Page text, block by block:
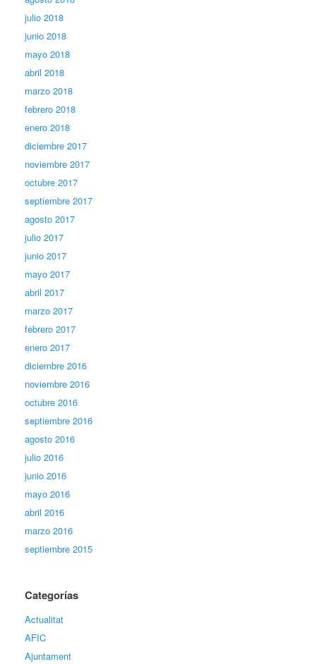
julio 2018
junio 2018
mayo 2018
abril 2018
marzo 2018
febrero 2018
enero 2018
diciembre 2017
noviembre 2017
octubre 2017
septiembre 2017
agosto 2017
julio 2017
junio 2017
mayo 2017
abril 2017
marzo 2017
febrero 2017
enero 2017
diciembre 2016
noviembre 2016
octubre 2016
septiembre 2016
agosto 2016
julio 2016
junio 2016
mayo 2016
abril 2016
marzo 2016
septiembre 2015
Categorías
Actualitat
AFIC
Ajuntament